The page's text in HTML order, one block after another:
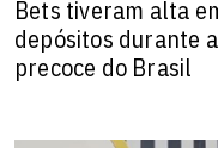
Bets tiveram alta
depósitos durante
precoce do Brasil